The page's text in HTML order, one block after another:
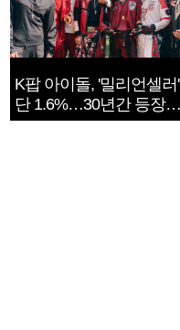
K팝 아이돌, '밀리언셀러'
단 1.6%…30년간 등장
1182개팀 전수조사